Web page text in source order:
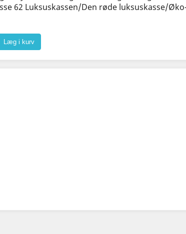
62 Luksuskassen/Den røde luksuskasse/
Læg i kurv